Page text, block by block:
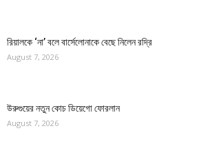
রিয়ালকে ‘না’ বলে বার্সেলোনাকে বেছে নিলেন রদ্রি
August 7, 2026
উরুগুয়ের নতুন কোচ ডিয়েগো ফোরলান
August 7, 2026